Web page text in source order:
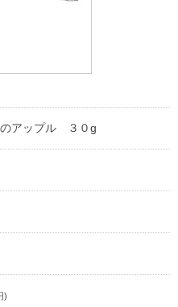
アップル ３０g
)